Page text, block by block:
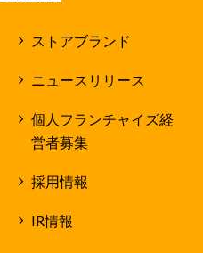
ストアブランド
ニュースリリース
個人フランチャイズ経
営者募集
採用情報
IR情報